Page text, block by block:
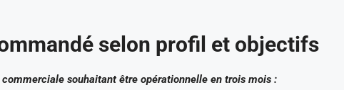
selon profil et objectifs
souhaitant être opérationnelle en trois mois :